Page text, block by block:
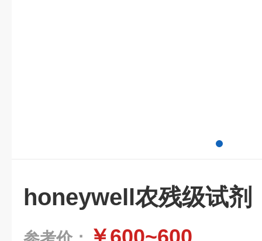
honeywell农残级试剂